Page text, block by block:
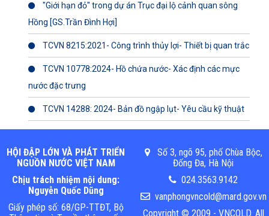
"Giới hạn đỏ" trong dự án Trục đại lộ cảnh quan sông
Hồng [GS.Trần Đình Hợi]
TCVN 8215:2021- Công trình thủy lợi- Thiết bị quan trắc
TCVN 10778:2024- Hồ chứa nước- Xác định các mực
nước đặc trưng
TCVN 14288: 2024- Bản đồ ngập lụt- Yêu cầu kỹ thuật
HỘI ĐẬP LỚN VÀ PHÁT TRIỂN
NGUỒN NƯỚC VIỆT NAM
Chịu trách nhiệm nội dung:
Nguyễn Quốc Dũng
Giấy phép số: 68/GP-TTĐT, Bộ
Số 3, ngõ 95, phố Chùa Bộc,
Đống Đa, Hà Nội
024.3563.9142
vanphongvncold@mard.gov.vn
Copyright © 2009 - VNCOLD. All